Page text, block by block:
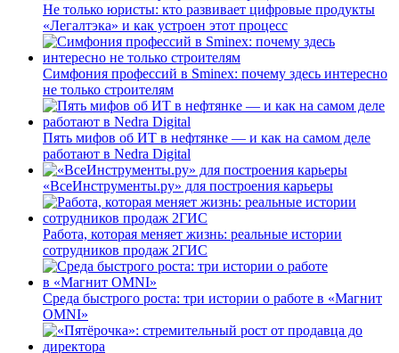
Не только юристы: кто развивает цифровые продукты
«Легалтэка» и как устроен этот процесс
Симфония профессий в Sminex: почему здесь интересно
не только строителям
Пять мифов об ИТ в нефтянке — и как на самом деле
работают в Nedra Digital
«ВсеИнструменты.ру» для построения карьеры
Работа, которая меняет жизнь: реальные истории
сотрудников продаж 2ГИС
Среда быстрого роста: три истории о работе в «Магнит
OMNI»